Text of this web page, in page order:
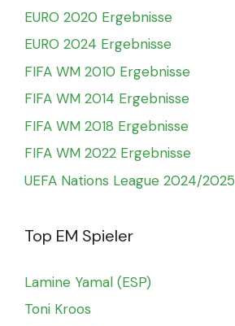
EURO 2020 Ergebnisse
EURO 2024 Ergebnisse
FIFA WM 2010 Ergebnisse
FIFA WM 2014 Ergebnisse
FIFA WM 2018 Ergebnisse
FIFA WM 2022 Ergebnisse
UEFA Nations League 2024/2025
Top EM Spieler
Lamine Yamal (ESP)
Toni Kroos